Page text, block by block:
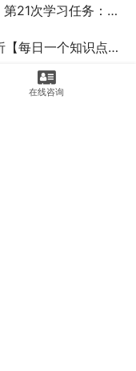
：Linux训练营毕业总结
知识点第98期-Linux】
育新闻快报277期】
在线咨询